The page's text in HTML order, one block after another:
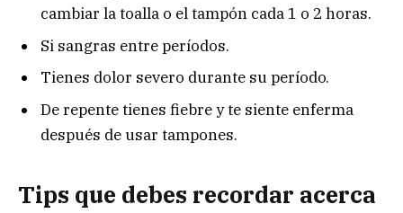
cambiar la toalla o el tampón cada 1 o 2 horas.
Si sangras entre períodos.
Tienes dolor severo durante su período.
De repente tienes fiebre y te siente enferma
después de usar tampones.
Tips que debes recordar acerca